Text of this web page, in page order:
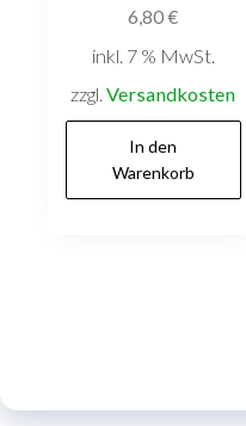
6,80€
inkl. 7 % MwSt.
zzgl.Versandkosten
In den
Warenkorb